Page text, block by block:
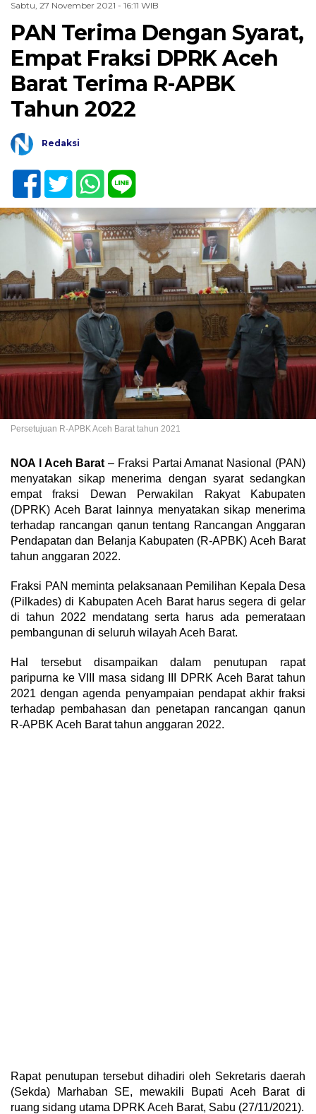
Sabtu, 27 November 2021 - 16:11 WIB
PAN Terima Dengan Syarat,
Empat Fraksi DPRK Aceh
Barat Terima R-APBK
Tahun 2022
Redaksi
Persetujuan R-APBK Aceh Barat tahun 2021
NOA l Aceh Barat – Fraksi Partai Amanat Nasional (PAN)
menyatakan sikap menerima dengan syarat sedangkan
empat fraksi Dewan Perwakilan Rakyat Kabupaten
(DPRK) Aceh Barat lainnya menyatakan sikap menerima
terhadap rancangan qanun tentang Rancangan Anggaran
Pendapatan dan Belanja Kabupaten (R-APBK) Aceh Barat
tahun anggaran 2022.
Fraksi PAN meminta pelaksanaan Pemilihan Kepala Desa
(Pilkades) di Kabupaten Aceh Barat harus segera di gelar
di tahun 2022 mendatang serta harus ada pemerataan
pembangunan di seluruh wilayah Aceh Barat.
Hal tersebut disampaikan dalam penutupan rapat
paripurna ke VIII masa sidang III DPRK Aceh Barat tahun
2021 dengan agenda penyampaian pendapat akhir fraksi
terhadap pembahasan dan penetapan rancangan qanun
R-APBK Aceh Barat tahun anggaran 2022.
Rapat penutupan tersebut dihadiri oleh Sekretaris daerah
(Sekda) Marhaban SE, mewakili Bupati Aceh Barat di
ruang sidang utama DPRK Aceh Barat, Sabu (27/11/2021).